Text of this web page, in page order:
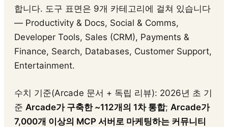
합니다. 도구 표면은 9개 카테고리에 걸쳐 있습니다
— Productivity & Docs, Social & Comms,
Developer Tools, Sales (CRM), Payments &
Finance, Search, Databases, Customer Support,
Entertainment.
수치 기준(Arcade 문서 + 독립 리뷰): 2026년 초 기
준 Arcade가 구축한 ~112개의 1차 통합; Arcade가
7,000개 이상의 MCP 서버로 마케팅하는 커뮤니티